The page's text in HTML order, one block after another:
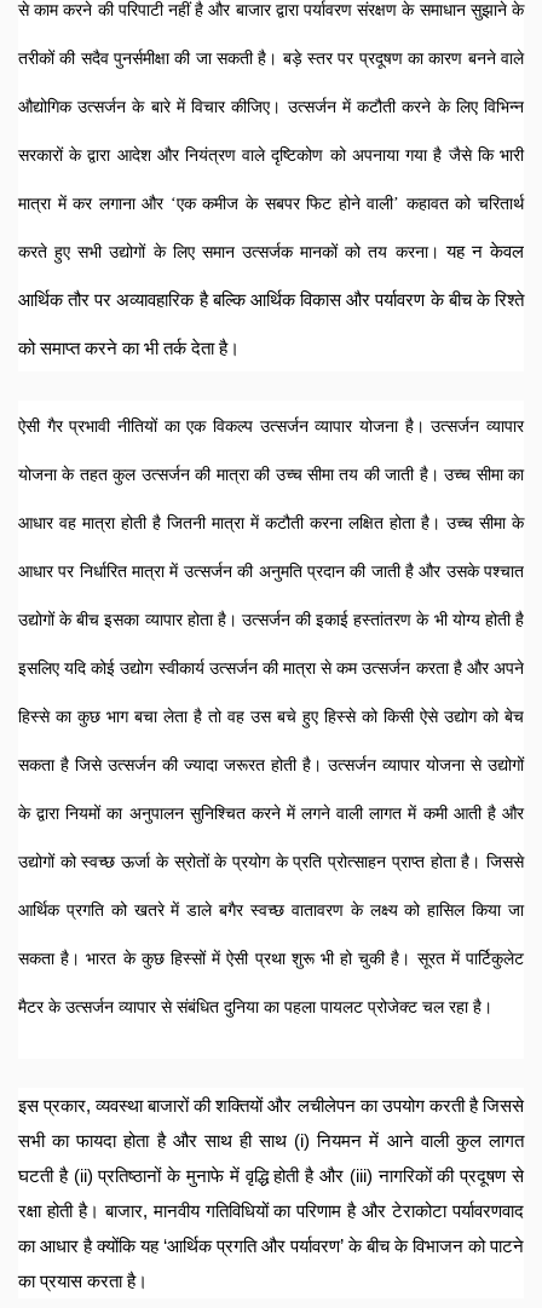
से काम करने की परिपाटी नहीं है और बाजार द्वारा पर्यावरण संरक्षण के समाधान सुझाने के
तरीकों की सदैव पुनर्समीक्षा की जा सकती है। बड़े स्तर पर प्रदूषण का कारण बनने वाले
औद्योगिक उत्सर्जन के बारे में विचार कीजिए। उत्सर्जन में कटौती करने के लिए विभिन्न
सरकारों के द्वारा आदेश और नियंत्रण वाले दृष्टिकोण को अपनाया गया है जैसे कि भारी
मात्रा में कर लगाना और ‘एक कमीज के सबपर फिट होने वाली’ कहावत को चरितार्थ
करते हुए सभी उद्योगों के लिए समान उत्सर्जक मानकों को तय करना। यह न केवल
आर्थिक तौर पर अव्यावहारिक है बल्कि आर्थिक विकास और पर्यावरण के बीच के रिश्ते
को समाप्त करने का भी तर्क देता है।
ऐसी गैर प्रभावी नीतियों का एक विकल्प उत्सर्जन व्यापार योजना है। उत्सर्जन व्यापार
योजना के तहत कुल उत्सर्जन की मात्रा की उच्च सीमा तय की जाती है। उच्च सीमा का
आधार वह मात्रा होती है जितनी मात्रा में कटौती करना लक्षित होता है। उच्च सीमा के
आधार पर निर्धारित मात्रा में उत्सर्जन की अनुमति प्रदान की जाती है और उसके पश्चात
उद्योगों के बीच इसका व्यापार होता है। उत्सर्जन की इकाई हस्तांतरण के भी योग्य होती है
इसलिए यदि कोई उद्योग स्वीकार्य उत्सर्जन की मात्रा से कम उत्सर्जन करता है और अपने
हिस्से का कुछ भाग बचा लेता है तो वह उस बचे हुए हिस्से को किसी ऐसे उद्योग को बेच
सकता है जिसे उत्सर्जन की ज्यादा जरूरत होती है। उत्सर्जन व्यापार योजना से उद्योगों
के द्वारा नियमों का अनुपालन सुनिश्चित करने में लगने वाली लागत में कमी आती है और
उद्योगों को स्वच्छ ऊर्जा के स्रोतों के प्रयोग के प्रति प्रोत्साहन प्राप्त होता है। जिससे
आर्थिक प्रगति को खतरे में डाले बगैर स्वच्छ वातावरण के लक्ष्य को हासिल किया जा
सकता है। भारत के कुछ हिस्सों में ऐसी प्रथा शुरू भी हो चुकी है। सूरत में पार्टिकुलेट
मैटर के उत्सर्जन व्यापार से संबंधित दुनिया का पहला पायलट प्रोजेक्ट चल रहा है।
इस प्रकार, व्यवस्था बाजारों की शक्तियों और लचीलेपन का उपयोग करती है जिससे
सभी का फायदा होता है और साथ ही साथ (i) नियमन में आने वाली कुल लागत
घटती है (ii) प्रतिष्ठानों के मुनाफे में वृद्धि होती है और (iii) नागरिकों की प्रदूषण से
रक्षा होती है। बाजार, मानवीय गतिविधियों का परिणाम है और टेराकोटा पर्यावरणवाद
का आधार है क्योंकि यह ‘आर्थिक प्रगति और पर्यावरण’ के बीच के विभाजन को पाटने
का प्रयास करता है।